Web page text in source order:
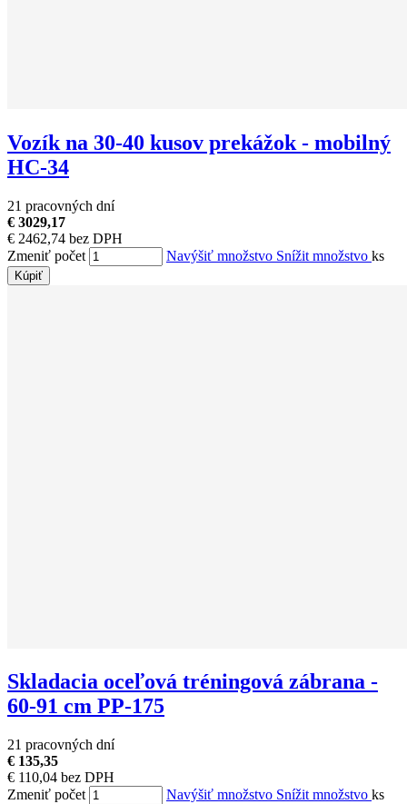
Vozík na 30-40 kusov prekážok - mobilný
HC-34
21 pracovných dní
€ 3029,17
€ 2462,74 bez DPH
Zmeniť počet
Navýšiť množstvo Snížit množstvo ks
Kúpiť
Skladacia oceľová tréningová zábrana -
60-91 cm PP-175
21 pracovných dní
€ 135,35
€ 110,04 bez DPH
Zmeniť počet
Navýšiť množstvo Snížit množstvo ks